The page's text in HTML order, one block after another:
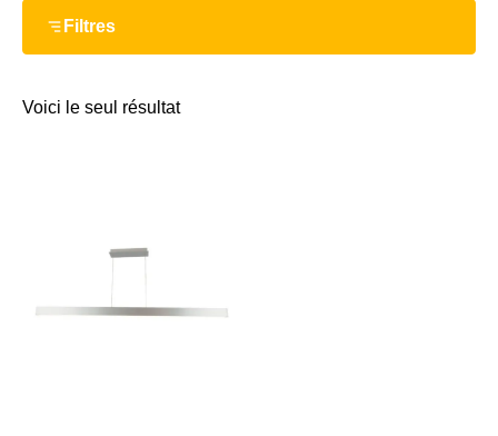
Filtres
Voici le seul résultat